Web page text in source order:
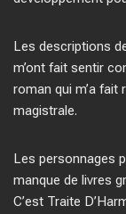
Les descriptions
m’ont fait sentir
roman qui m’a fait
magistrale.
Les personnages
manque de livres
C’est Traite